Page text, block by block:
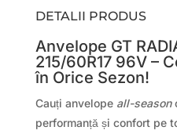
DETALII PRODUS
Anvelope GT
215/60R17 96V –
în Orice Sezon!
Cauți anvelope all-season
performanță și confort pe